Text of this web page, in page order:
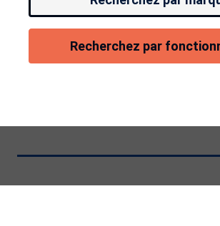
Recherchez par